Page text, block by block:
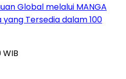
Global melalui MANGA
yang Tersedia dalam 100
WIB